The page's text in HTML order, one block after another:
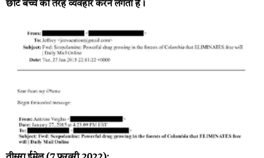
छोटे बच्चे की तरह व्यवहार करने लगता है।